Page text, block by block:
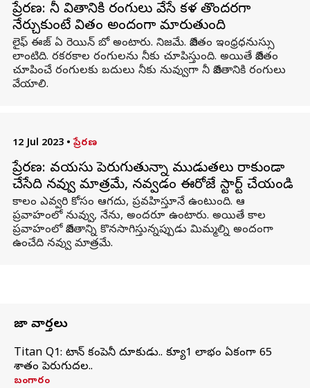
ప్రేరణ: నీ జీవితానికి రంగులు వేసే కళ తొందరగా
నేర్చుకుంటే జీవితం అందంగా మారుతుంది
లైఫ్ ఈజ్ ఏ రెయిన్ బో అంటారు. నిజమే. జీవితం ఇంధ్రధనుస్సు
లాంటిది. రకరకాల రంగులను నీకు చూపిస్తుంది. అయితే జీవితం
చూపించే రంగులకు బదులు నీకు నువ్వుగా నీ జీవితానికి రంగులు
వేయాలి.
12 Jul 2023 • ప్రేరణ
ప్రేరణ: వయసు పెరుగుతున్నా ముడుతలు రాకుండా
చేసేది నవ్వు మాత్రమే, నవ్వడం ఈరోజే స్టార్ట్ చేయండి
కాలం ఎవ్వరి కోసం ఆగదు, ప్రవహిస్తూనే ఉంటుంది. ఆ
ప్రవాహంలో నువ్వు, నేను, అందరూ ఉంటారు. అయితే కాల
ప్రవాహంలో జీవితాన్ని కొనసాగిస్తున్నప్పుడు మిమ్మల్ని అందంగా
ఉంచేది నవ్వు మాత్రమే.
తాజా వార్తలు
Titan Q1: టైటాన్ కంపెనీ దూకుడు.. క్యూ1 లాభం ఏకంగా 65
శాతం పెరుగుదల..
బంగారం